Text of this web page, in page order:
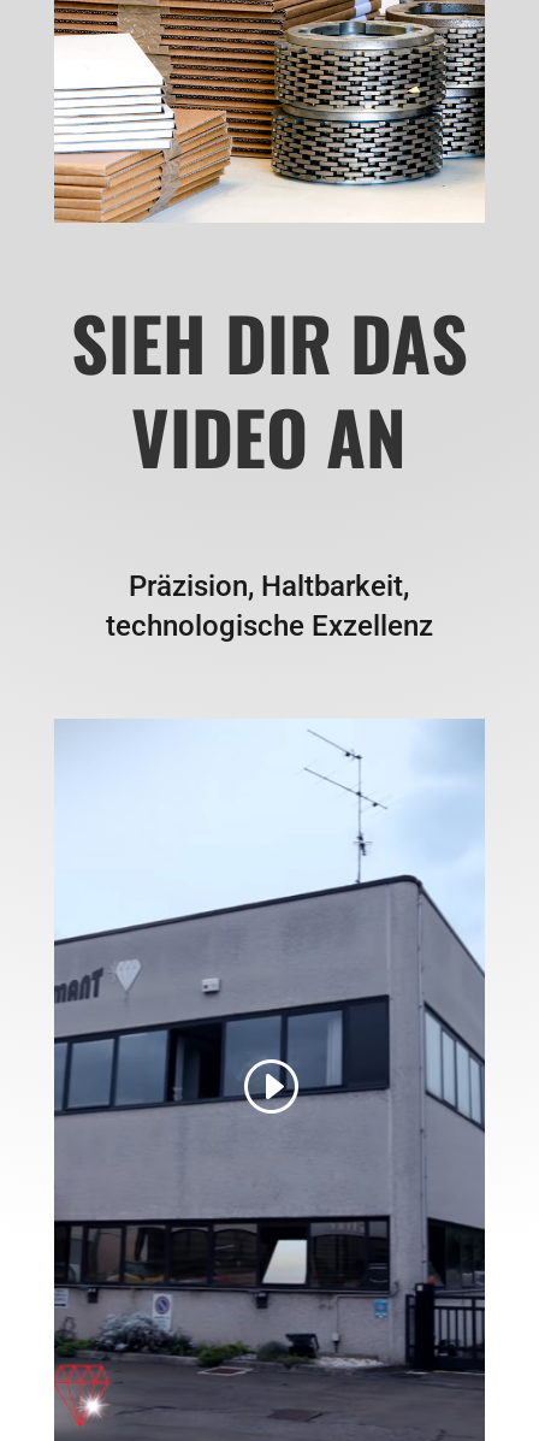
SIEH DIR DAS
VIDEO AN
Präzision, Haltbarkeit,
technologische Exzellenz